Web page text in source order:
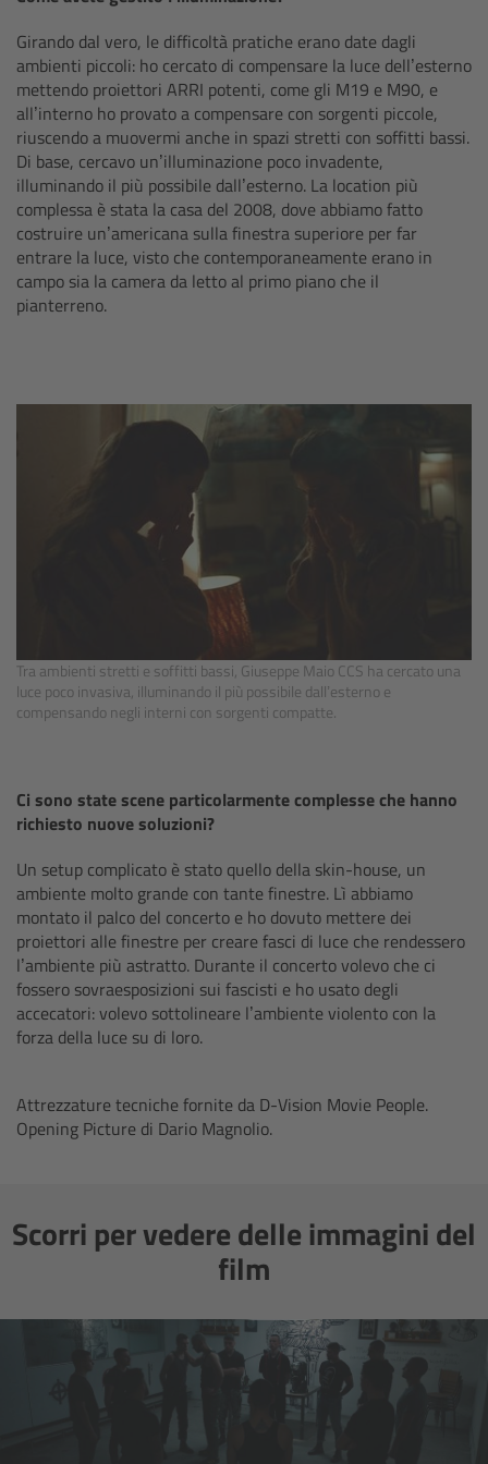
Girando dal vero, le difficoltà pratiche erano date dagli
ambienti piccoli: ho cercato di compensare la luce dell’esterno
mettendo proiettori ARRI potenti, come gli M19 e M90, e
all’interno ho provato a compensare con sorgenti piccole,
riuscendo a muovermi anche in spazi stretti con soffitti bassi.
Di base, cercavo un’illuminazione poco invadente,
illuminando il più possibile dall’esterno. La location più
complessa è stata la casa del 2008, dove abbiamo fatto
costruire un’americana sulla finestra superiore per far
entrare la luce, visto che contemporaneamente erano in
campo sia la camera da letto al primo piano che il
pianterreno.
Tra ambienti stretti e soffitti bassi, Giuseppe Maio CCS ha cercato una
luce poco invasiva, illuminando il più possibile dall’esterno e
compensando negli interni con sorgenti compatte.
Ci sono state scene particolarmente complesse che hanno
richiesto nuove soluzioni?
Un setup complicato è stato quello della skin-house, un
ambiente molto grande con tante finestre. Lì abbiamo
montato il palco del concerto e ho dovuto mettere dei
proiettori alle finestre per creare fasci di luce che rendessero
l’ambiente più astratto. Durante il concerto volevo che ci
fossero sovraesposizioni sui fascisti e ho usato degli
accecatori: volevo sottolineare l’ambiente violento con la
forza della luce su di loro.
Attrezzature tecniche fornite da D-Vision Movie People.
Opening Picture di Dario Magnolio.
Scorri per vedere delle immagini del
film
For Panasonic Cameras
For RED Cameras
Camera independent accessories
Crew Supplies
Overview
Pouches
Archive Technologies
ARRISCAN XT
Overview
Live Cameras
Overview
ALEXA 35 Live
ALEXA 35 Live Xtreme
AMIRA Live
Live Production System LPS-1
Live Production Monitor LPM-1
Large Lens Adapter LLA-1
Remote Control Panel RCP